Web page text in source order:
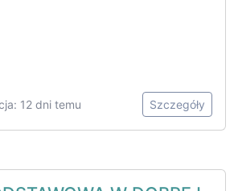
12 dni temu Szczegóły